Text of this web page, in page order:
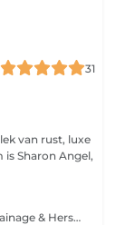
31
Luxe Compressieboots Professionele Lymfedrainage & Herstel Deze luxe compressieboots zijn gebaseerd op geavanceerde lymfedrainage- en pressotherapie-technieken, zoals toegepast in de sport- en herstelbranche. Door middel van gecontroleerde, ritmische luchtdruk wordt de bloedsomloop gestimuleerd en wordt de natuurlijke afvoer van vocht ondersteund. De behandeling ondersteunt bij: Het verminderen van vochtophoping (oedeem) In combinatie met Neocare Elite / Care+ kan dit het resultaat verder versterken. Het verlichten van zware, vermoeide benen Het ondersteunen van spierherstel na intensieve training Het bevorderen van ontspanning en algemeen comfort Voor wie geschikt? Ideaal voor: Sporters Mensen met een staand of zittend beroep Cliënten met neiging tot vochtretentie Iedereen die zijn benen een effectief herstelmoment wil geven